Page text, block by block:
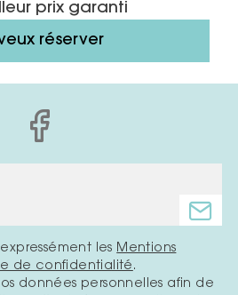
prix garanti
réserver
les Mentions
de confidentialité .
vos données personnelles afin de